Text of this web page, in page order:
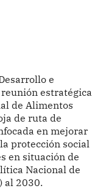
e
estratégica
de Alimentos
de ruta de
en mejorar
protección social
en situación de
Nacional de
al 2030.